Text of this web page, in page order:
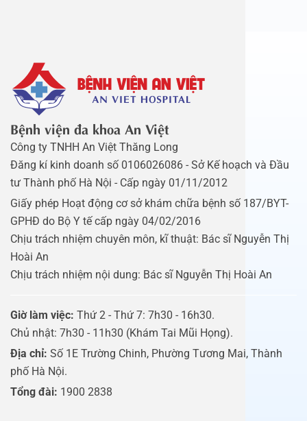
Bệnh viện đa khoa An Việt
Công ty TNHH An Việt Thăng Long
Đăng kí kinh doanh số 0106026086 - Sở Kế hoạch và Đầu
tư Thành phố Hà Nội - Cấp ngày 01/11/2012
Giấy phép Hoạt động cơ sở khám chữa bệnh số 187/BYT-
GPHĐ do Bộ Y tế cấp ngày 04/02/2016
Chịu trách nhiệm chuyên môn, kĩ thuật: Bác sĩ Nguyễn Thị
Hoài An
Chịu trách nhiệm nội dung: Bác sĩ Nguyễn Thị Hoài An
Giờ làm việc: Thứ 2 - Thứ 7: 7h30 - 16h30.
Chủ nhật: 7h30 - 11h30 (Khám Tai Mũi Họng).
Địa chỉ: Số 1E Trường Chinh, Phường Tương Mai, Thành
phố Hà Nội.
Tổng đài: 1900 2838